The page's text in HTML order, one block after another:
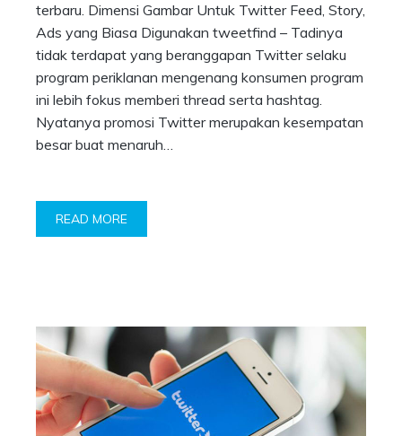
terbaru. Dimensi Gambar Untuk Twitter Feed, Story,
Ads yang Biasa Digunakan tweetfind – Tadinya
tidak terdapat yang beranggapan Twitter selaku
program periklanan mengenang konsumen program
ini lebih fokus memberi thread serta hashtag.
Nyatanya promosi Twitter merupakan kesempatan
besar buat menaruh…
READ MORE